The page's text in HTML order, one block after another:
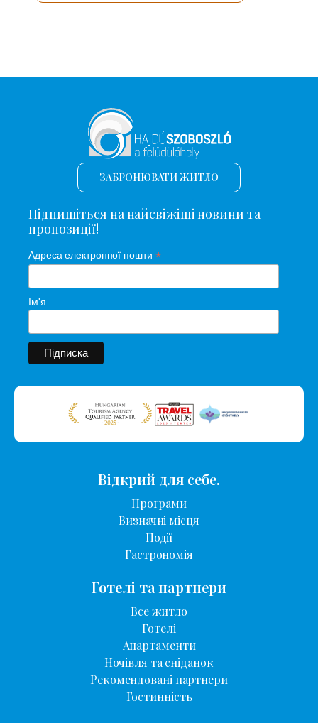
ЗАБРОНЮВАТИ ЖИТЛО
Підпишіться на найсвіжіші новини та
пропозиції!
Адреса електронної пошти *
Ім'я
Відкрий для себе.
Програми
Визначні місця
Події
Гастрономія
Готелі та партнери
Все житло
Готелі
Апартаменти
Ночівля та сніданок
Рекомендовані партнери
Гостинність